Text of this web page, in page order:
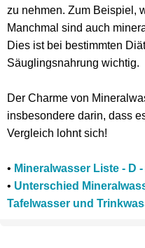
zu nehmen. Zum Beispiel,
Manchmal sind auch
Dies ist bei bestimmten
Säuglingsnahrung wichtig.
Der Charme von
insbesondere darin, dass
Vergleich lohnt sich!
• Mineralwasser Liste - D
• Unterschied
Tafelwasser und